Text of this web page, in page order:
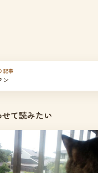
事
ン
せて読みたい